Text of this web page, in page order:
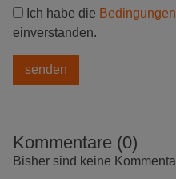
Ich habe die Bedingungen
einverstanden.
Kommentare (0)
Bisher sind keine